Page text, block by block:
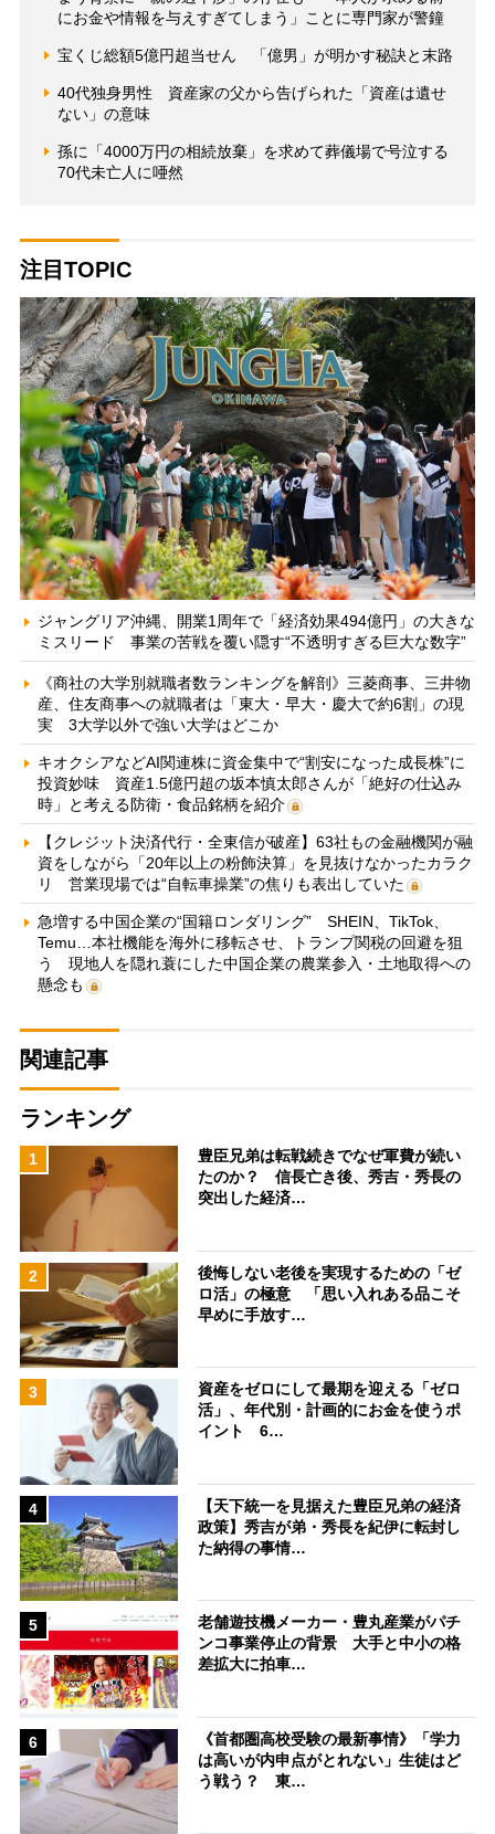
にお金や情報を与えすぎてしまう」ことに専門家が警鐘
宝くじ総額5億円超当せん 「億男」が明かす秘訣と末路
40代独身男性 資産家の父から告げられた「資産は遺せ
ない」の意味
孫に「4000万円の相続放棄」を求めて葬儀場で号泣する
70代未亡人に唖然
注目TOPIC
ジャングリア沖縄、開業1周年で「経済効果494億円」の大きな
ミスリード 事業の苦戦を覆い隠す“不透明すぎる巨大な数字”
《商社の大学別就職者数ランキングを解剖》三菱商事、三井物
産、住友商事への就職者は「東大・早大・慶大で約6割」の現
実 3大学以外で強い大学はどこか
キオクシアなどAI関連株に資金集中で“割安になった成長株”に
投資妙味 資産1.5億円超の坂本慎太郎さんが「絶好の仕込み
時」と考える防衛・食品銘柄を紹介
【クレジット決済代行・全東信が破産】63社もの金融機関が融
資をしながら「20年以上の粉飾決算」を見抜けなかったカラク
リ 営業現場では“自転車操業”の焦りも表出していた
急増する中国企業の“国籍ロンダリング” SHEIN、TikTok、
Temu…本社機能を海外に移転させ、トランプ関税の回避を狙
う 現地人を隠れ蓑にした中国企業の農業参入・土地取得への
懸念も
関連記事
ランキング
1
豊臣兄弟は転戦続きでなぜ軍費が続い
たのか？ 信長亡き後、秀吉・秀長の
突出した経済…
2
後悔しない老後を実現するための「ゼ
ロ活」の極意 「思い入れある品こそ
早めに手放す…
3
資産をゼロにして最期を迎える「ゼロ
活」、年代別・計画的にお金を使うポ
イント 6…
4
【天下統一を見据えた豊臣兄弟の経済
政策】秀吉が弟・秀長を紀伊に転封し
た納得の事情…
5
老舗遊技機メーカー・豊丸産業がパチ
ンコ事業停止の背景 大手と中小の格
差拡大に拍車…
6
《首都圏高校受験の最新事情》「学力
は高いが内申点がとれない」生徒はど
う戦う？ 東…